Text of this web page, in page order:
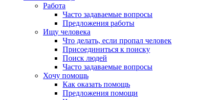
Работа
Часто задаваемые вопросы
Предложения работы
Ищу человека
Что делать, если пропал человек
Присоединиться к поиску
Поиск людей
Часто задаваемые вопросы
Хочу помощь
Как оказать помощь
Предложения помощи